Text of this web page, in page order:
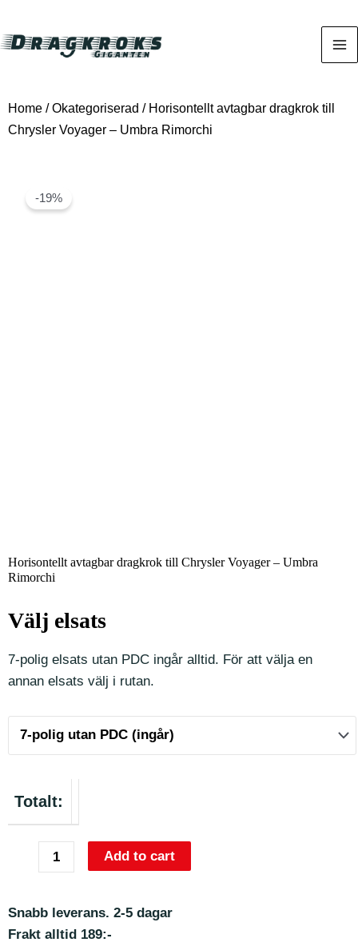
Home /Okategoriserad / Horisontellt avtagbar dragkrok till
Chrysler Voyager – Umbra Rimorchi
-19%
Horisontellt avtagbar dragkrok till Chrysler Voyager – Umbra
Rimorchi
Välj elsats
7-polig elsats utan PDC ingår alltid. För att välja en
annan elsats välj i rutan.
Totalt:
Add to cart
Snabb leverans. 2-5 dagar
Frakt alltid 189:-